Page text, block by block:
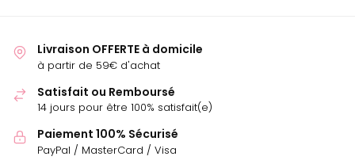
Livraison OFFERTE à domicile
à partir de 59€ d'achat
Satisfait ou Remboursé
14 jours pour être 100% satisfait(e)
Paiement 100% Sécurisé
PayPal / MasterCard / Visa